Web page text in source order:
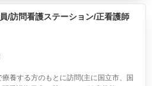
/訪問看護ステーション/正看護師
療養する方のもとに訪問(主に国立市、国